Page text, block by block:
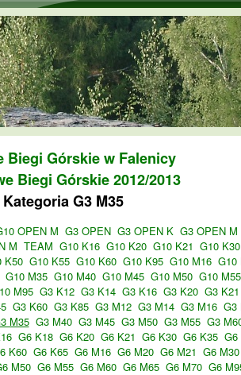
Przejdź do treści
Biegi Górskie w Falenicy
Biegi Górskie 2012/2013
Kategoria G3 M35
OPEN M G3 OPEN G3 OPEN K G3 OPEN M
M TEAM G10 K16 G10 K20 G10 K21 G10 K30
K50 G10 K55 G10 K60 G10 K95 G10 M16 G10
G10 M35 G10 M40 G10 M45 G10 M50 G10 M55
M95 G3 K12 G3 K14 G3 K16 G3 K20 G3 K21
G3 K60 G3 K85 G3 M12 G3 M14 G3 M16 G3
M35 G3 M40 G3 M45 G3 M50 G3 M55 G3
G6 K18 G6 K20 G6 K21 G6 K30 G6 K35 G6
K60 G6 K65 G6 M16 G6 M20 G6 M21 G6 M30
M50 G6 M55 G6 M60 G6 M65 G6 M70 G6